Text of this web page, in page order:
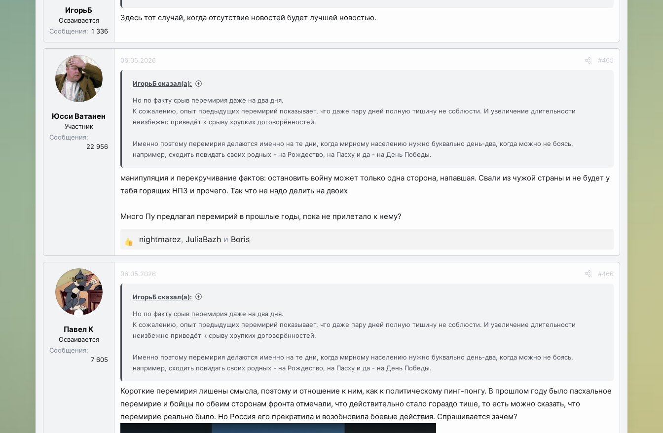
ИгорьБ
Осваивается
Сообщения
1 336
Здесь тот случай, когда отсутствие новостей будет лучшей новостью.
Юсси Ватанен
Участник
Сообщения
22 956
06.05.2026 #465
ИгорьБ сказал(а):
Но по факту срыв перемирия даже на два дня.
К сожалению, опыт предыдущих перемирий показывает, что даже пару дней полную тишину не соблюсти. И увеличение длительности
неизбежно приведёт к срыву хрупких договорённостей.
Именно поэтому перемирия делаются именно на те дни, когда мирному населению нужно буквально день-два, когда можно не боясь,
например, сходить повидать своих родных - на Рождество, на Пасху и да - на День Победы.
манипуляция и перекручивание фактов: остановить войну может только одна сторона, напавшая. Свали из чужой страны и не будет у
тебя горящих НПЗ и прочего. Так что не надо делить на двоих
Много Пу предлагал перемирий в прошлые годы, пока не прилетало к нему?
Р
е
nightmarez, JuliaBazh и Boris
Павел К
Осваивается
Сообщения
7 605
06.05.2026 #466
ИгорьБ сказал(а):
Но по факту срыв перемирия даже на два дня.
К сожалению, опыт предыдущих перемирий показывает, что даже пару дней полную тишину не соблюсти. И увеличение длительности
неизбежно приведёт к срыву хрупких договорённостей.
Именно поэтому перемирия делаются именно на те дни, когда мирному населению нужно буквально день-два, когда можно не боясь,
например, сходить повидать своих родных - на Рождество, на Пасху и да - на День Победы.
Короткие перемирия лишены смысла, поэтому и отношение к ним, как к политическому пинг-понгу. В прошлом году было пасхальное
перемирие и бойцы по обеим сторонам фронта отмечали, что действительно стало гораздо тише, то есть можно сказать, что
перемирие реально было. Но Россия его прекратила и возобновила боевые действия. Спрашивается зачем?